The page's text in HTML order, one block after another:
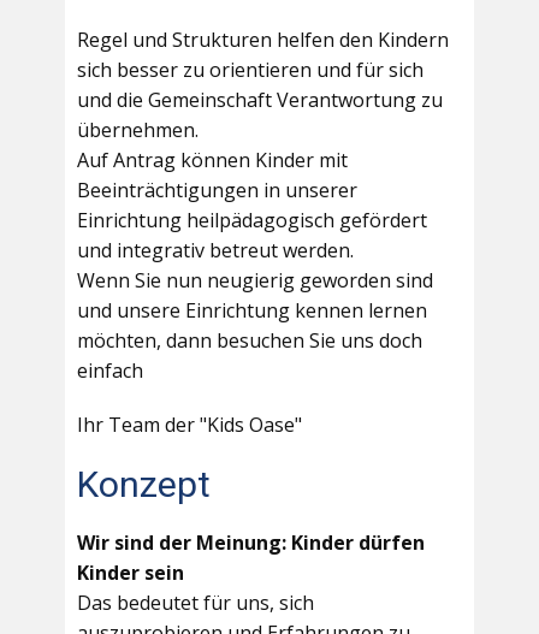
Regel und Strukturen helfen den Kindern
sich besser zu orientieren und für sich
und die Gemeinschaft Verantwortung zu
übernehmen.
Auf Antrag können Kinder mit
Beeinträchtigungen in unserer
Einrichtung heilpädagogisch gefördert
und integrativ betreut werden.
Wenn Sie nun neugierig geworden sind
und unsere Einrichtung kennen lernen
möchten, dann besuchen Sie uns doch
einfach
Ihr Team der "Kids Oase"
Konzept
Wir sind der Meinung: Kinder dürfen
Kinder sein
Das bedeutet für uns, sich